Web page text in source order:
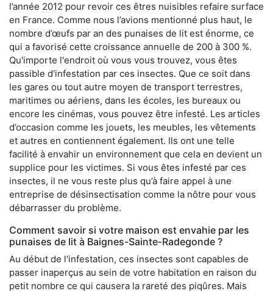
l’année 2012 pour revoir ces êtres nuisibles refaire surface
en France. Comme nous l’avions mentionné plus haut, le
nombre d’œufs par an des punaises de lit est énorme, ce
qui a favorisé cette croissance annuelle de 200 à 300 %.
Qu'importe l'endroit où vous vous trouvez, vous êtes
passible d'infestation par ces insectes. Que ce soit dans
les gares ou tout autre moyen de transport terrestres,
maritimes ou aériens, dans les écoles, les bureaux ou
encore les cinémas, vous pouvez être infesté. Les articles
d’occasion comme les jouets, les meubles, les vêtements
et autres en contiennent également. Ils ont une telle
facilité à envahir un environnement que cela en devient un
supplice pour les victimes. Si vous êtes infesté par ces
insectes, il ne vous reste plus qu’à faire appel à une
entreprise de désinsectisation comme la nôtre pour vous
débarrasser du problème.
Comment savoir si votre maison est envahie par les
punaises de lit à Baignes-Sainte-Radegonde ?
Au début de l'infestation, ces insectes sont capables de
passer inaperçus au sein de votre habitation en raison du
petit nombre ce qui causera la rareté des piqûres. Mais